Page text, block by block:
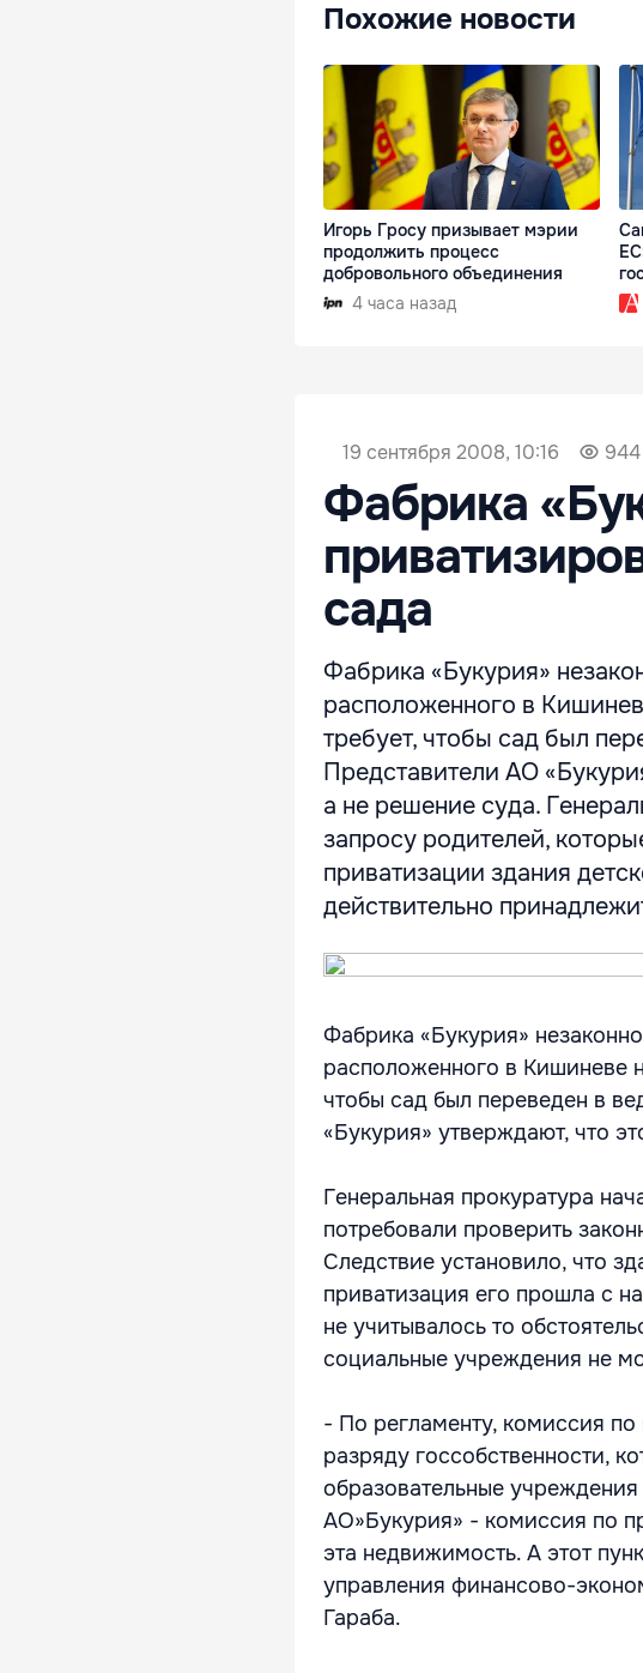
Похожие новости
Игорь Гросу призывает мэрии
продолжить процесс
добровольного объединения
4 часа назад
19 сентября 2008, 10:16 944
Фабрика
сада
Фабрика «Букурия»
расположенного в
требует, чтобы сад был
Представители АО
а не решение суда.
запросу родителей,
приватизации здания
действительно
Фабрика «Букурия»
расположенного в Кишиневе
чтобы сад был переведен в
«Букурия» утверждают, что
Генеральная прокуратура
потребовали проверить
Следствие установило, что
приватизация его прошла с
не учитывалось то
социальные учреждения не
- По регламенту, комиссия по
разряду госсобственности,
образовательные
АО»Букурия» - комиссия по
эта недвижимость. А этот
управления финансово-
Гараба.